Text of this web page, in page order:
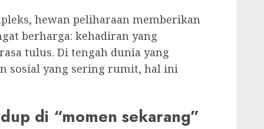
hewan peliharaan memberikan
berharga: kehadiran yang
tulus. Di tengah dunia yang
sosial yang sering rumit, hal ini
di “momen sekarang”